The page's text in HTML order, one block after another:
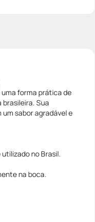
forma prática de
Sua
sabor agradável e
no Brasil.
na boca.